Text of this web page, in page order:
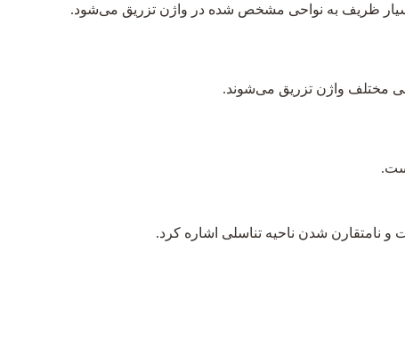
ظریف به نواحی مشخص شده در واژن تزریق می‌شود.
مختلف واژن تزریق می‌شوند.
نامتقارن شدن ناحیه تناسلی اشاره کرد.